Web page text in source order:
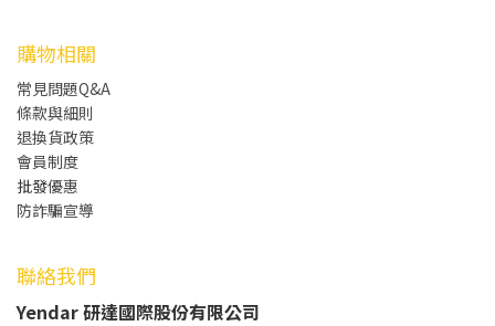
購物相關
常見問題Q&A
條款與細則
退換貨政策
會員制度
批發優惠
防詐騙宣導
聯絡我們
Yendar 研達國際股份有限公司